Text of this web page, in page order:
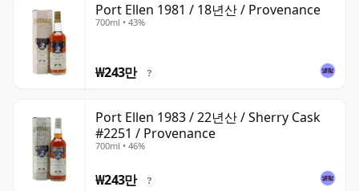
Port Ellen 1981 / 18년산 / Provenance
700ml • 43%
₩243만 ?
Port Ellen 1983 / 22년산 / Sherry Cask
#2251 / Provenance
700ml • 46%
₩243만 ?